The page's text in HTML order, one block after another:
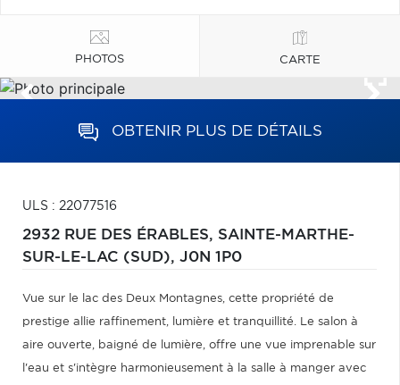
PHOTOS CARTE
OBTENIR PLUS DE DÉTAILS
ULS : 22077516
2932 RUE DES ÉRABLES, SAINTE-MARTHE-
SUR-LE-LAC (SUD), J0N 1P0
Vue sur le lac des Deux Montagnes, cette propriété de
prestige allie raffinement, lumière et tranquillité. Le salon à
aire ouverte, baigné de lumière, offre une vue imprenable sur
l'eau et s'intègre harmonieusement à la salle à manger avec